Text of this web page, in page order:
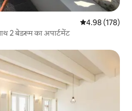
औसत रेटिंग 5 में से
4.98 (178)
2 बेडरूम का अपार्टमेंट